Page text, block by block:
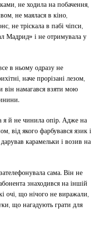
не ходила на побачення,
не маялася в кіно,
не тріскала в пабі чіпси,
Мадрид» і не отримувала у
в ньому одразу не
наче прорізані лезом,
він намагався взяти мою
я й не чинила опір. Адже на
від якого фарбувався язик і
карамельки і возив на
сама. Він не
знаходився на іншій
очі, що нічого не виражали,
що нагадують грати для